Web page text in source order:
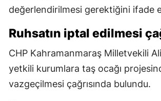
değerlendirilmesi gerektiğini ifade
Ruhsatın iptal edilmesi
CHP Kahramanmaraş Milletvekili
yetkili kurumlara taş ocağı
vazgeçilmesi çağrısında bulundu.